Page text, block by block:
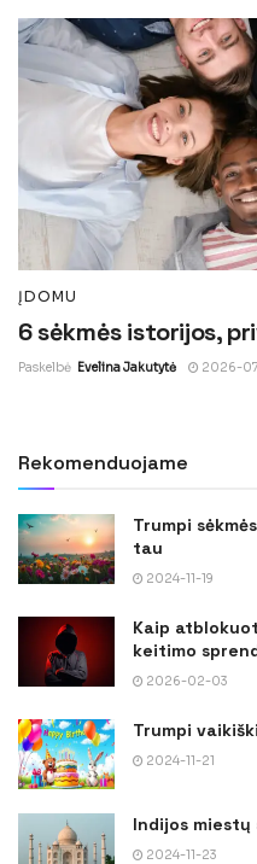
ĮDOMU
6 sėkmės istorijos,
Paskelbė Evelina Jakutytė 2026-
Rekomenduojame
Trumpi
tau
2024-11-19
Kaip
keitimo
2026-02-03
Trumpi
2024-11-21
Indijos miestų
2024-11-23